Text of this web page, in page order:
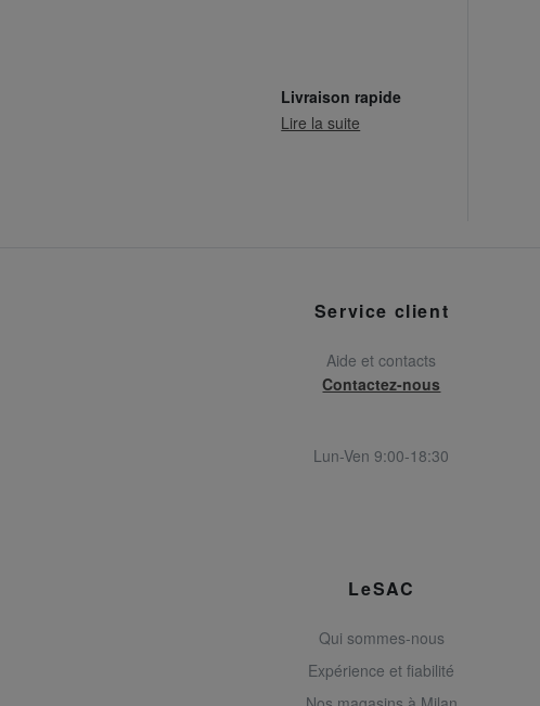
Livraison rapide
Lire la suite
Service client
Aide et contacts
Contactez-nous
Lun-Ven 9:00-18:30
LeSAC
Qui sommes-nous
Expérience et fiabilité